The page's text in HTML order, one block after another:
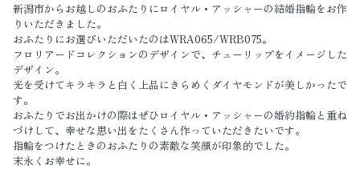
新潟市からお越しのおふたりにロイヤル・アッシャーの結婚指輪をお作
りいただきました。
おふたりにお選びいただいたのはWRA065/WRB075。
フロリアードコレクションのデザインで、チューリップをイメージした
デザイン。
光を受けてキラキラと白く上品にきらめくダイヤモンドが美しかったで
す。
おふたりでお出かけの際はぜひロイヤル・アッシャーの婚約指輪と重ね
づけして、幸せな思い出をたくさん作っていただきたいです。
指輪をつけたときのおふたりの素敵な笑顔が印象的でした。
末永くお幸せに。